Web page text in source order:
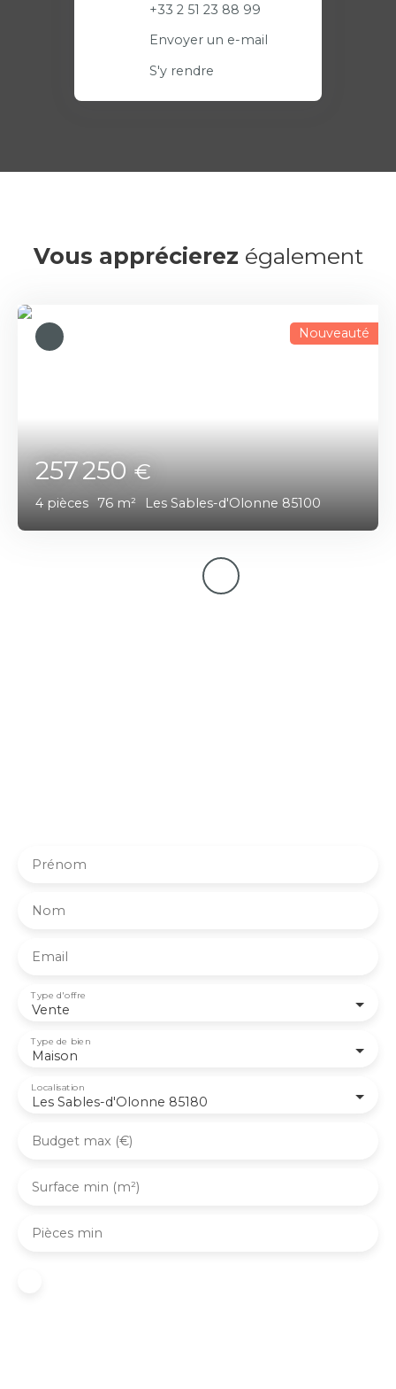
+33 2 51 23 88 99
Envoyer un e-mail
S'y rendre
Vous apprécierez également
257 250€
4 pièces 76 m² Les Sables-d'Olonne 85100
Nouveauté
Prénom
Nom
Email
Vente
Type d'offre
Maison
Type de bien
Les Sables-d'Olonne 85180
Localisation
Budget max (€)
Surface min (m²)
Pièces min